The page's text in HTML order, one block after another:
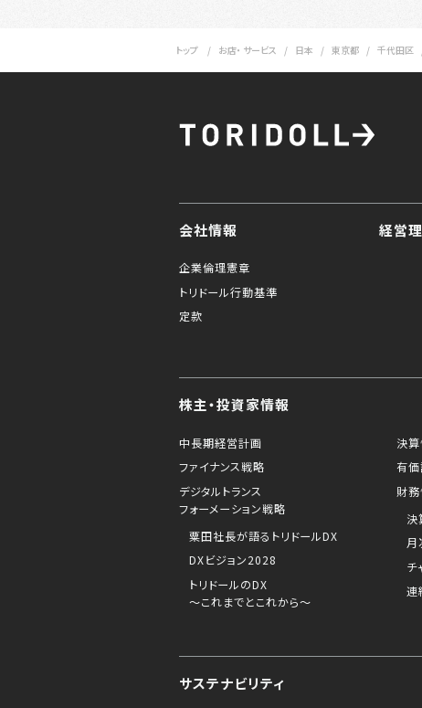
トップ お店・ サービス 日本 東京都 千代田区
会社情報
企業倫理憲章
トリドール行動基準
定款
経営
株主・投資家情報
中長期経営計画
ファイナンス戦略
デジタルトランス
フォーメーション戦略
粟田社長が語るトリドールDX
DXビジョン2028
トリドールのDX
～これまでとこれから～
決
有
財
決
月
チ
連
サステナビリティ